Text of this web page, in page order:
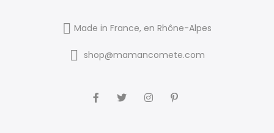
Made in France, en Rhône-Alpes
shop@mamancomete.com